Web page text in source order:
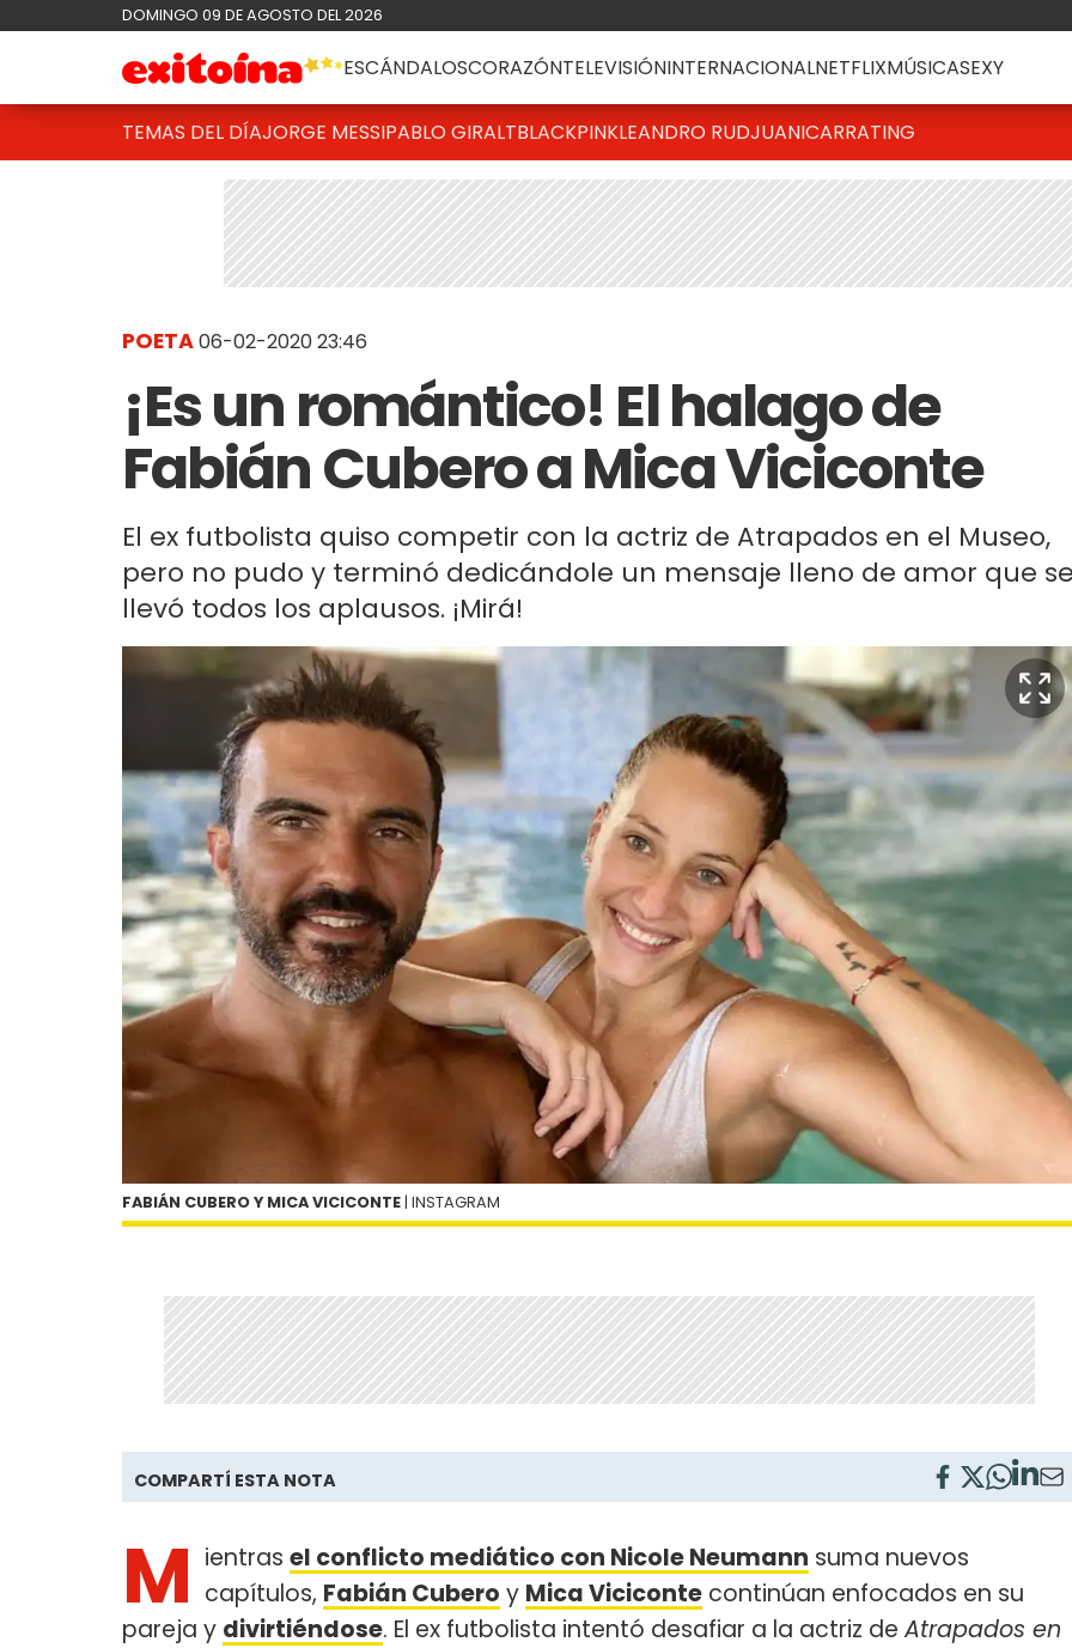
DOMINGO 09 DE AGOSTO DEL 2026
ESCÁNDALOSCORAZÓNTELEVISIÓNINTERNACIONALNETFLIXMÚSICASEXY
TEMAS DEL DÍAJORGE MESSIPABLO GIRALTBLACKPINKLEANDRO RUDJUANICARRATING
POETA06-02-2020 23:46
¡Es un romántico! El halago de
Fabián Cubero a Mica Viciconte
El ex futbolista quiso competir con la actriz de Atrapados en el Museo,
pero no pudo y terminó dedicándole un mensaje lleno de amor que
llevó todos los aplausos. ¡Mirá!
FABIÁN CUBERO Y MICA VICICONTE | INSTAGRAM
COMPARTÍ ESTA NOTA
M ientras el conflicto mediático con Nicole Neumann suma nuevos
capítulos, Fabián Cubero y Mica Viciconte continúan enfocados en su
pareja y divirtiéndose. El ex futbolista intentó desafiar a la actriz deAtrapados en